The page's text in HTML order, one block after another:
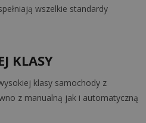
wszelkie standardy
KLASY
klasy samochody z
z manualną jak i automatyczną